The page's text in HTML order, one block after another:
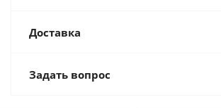
Доставка
Задать вопрос